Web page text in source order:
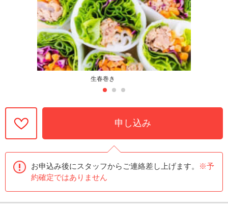
生春巻き
申し込み
お申込み後にスタッフからご連絡差し上げます。
※予
約確定ではありません